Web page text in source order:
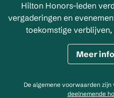
Hilton Honors-leden
vergaderingen en
toekomstige verblijven,
Meer
De algemene voorwaarden
deelnemende